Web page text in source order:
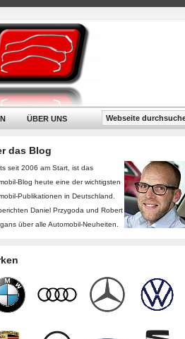
ÜBER UNS
das Blog
seit 2006 am Start, ist das
Blog heute eine der wichtigsten
Publikationen in Deutschland.
Daniel Przygoda und Robert
über alle Automobil-Neuheiten.